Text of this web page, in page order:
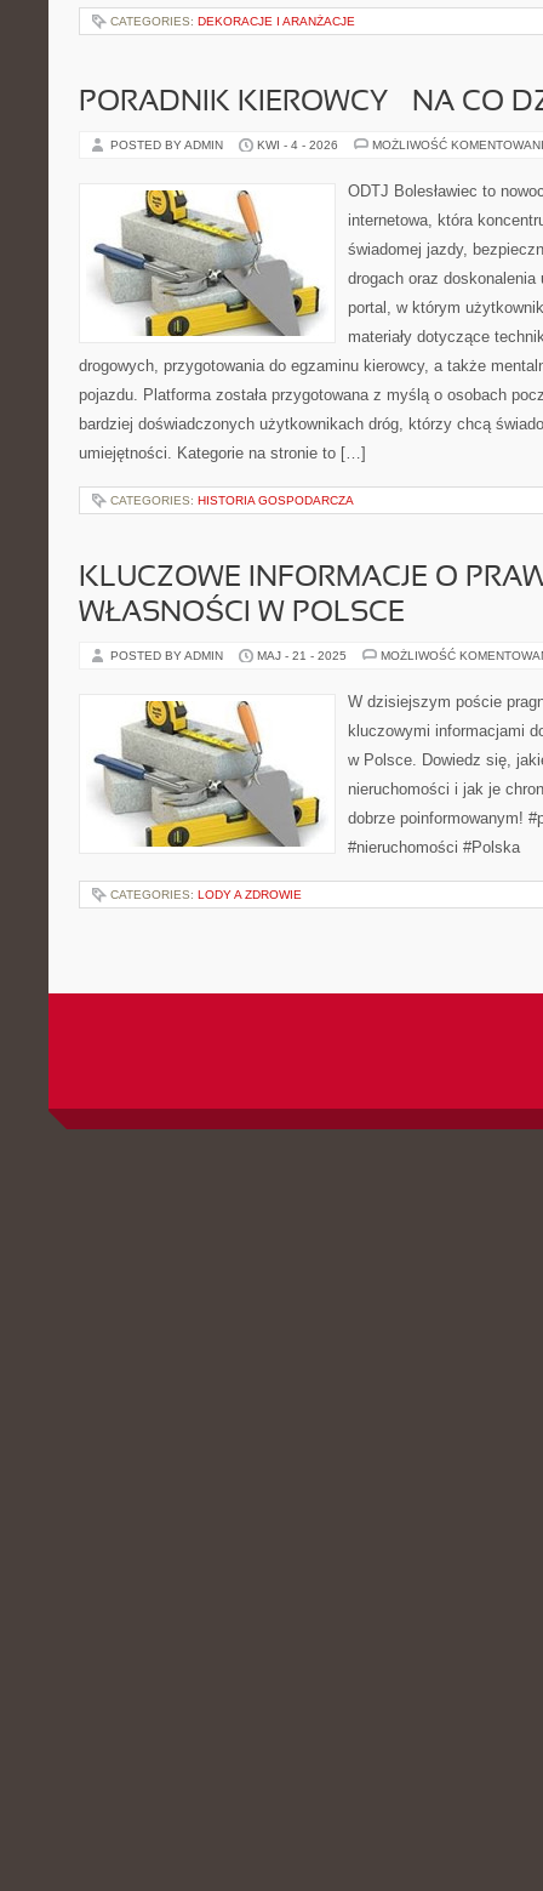
CATEGORIES: DEKORACJE I ARANŻACJE
PORADNIK KIEROWCY – NA CO
POSTED BY ADMIN KWI - 4 - 2026 MOŻLIWOŚĆ
ODTJ Bolesławiec to
internetowa, która
świadomej jazdy,
drogach oraz
portal, w którym
materiały dotyczące
drogowych, przygotowania do egzaminu kierowcy, a także
pojazdu. Platforma została przygotowana z myślą o osobach
bardziej doświadczonych użytkownikach dróg, którzy chcą
umiejętności. Kategorie na stronie to […]
CATEGORIES: HISTORIA GOSPODARCZA
KLUCZOWE INFORMACJE O
WŁASNOŚCI W POLSCE
POSTED BY ADMIN MAJ - 21 - 2025 MOŻLIWOŚĆ
W dzisiejszym poście
kluczowymi informacjami
w Polsce. Dowiedz się,
nieruchomości i jak je
dobrze poinformowanym!
#nieruchomości #Polska
CATEGORIES: LODY A ZDROWIE